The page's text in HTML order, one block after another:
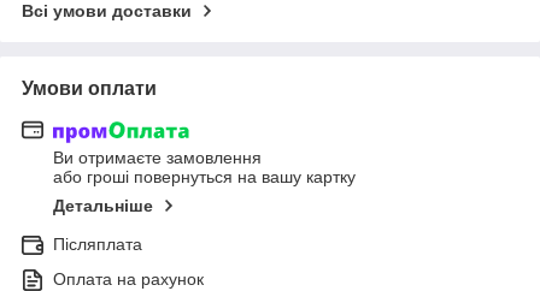
Всі умови доставки
Умови оплати
Ви отримаєте замовлення
або гроші повернуться на вашу картку
Детальніше
Післяплата
Оплата на рахунок